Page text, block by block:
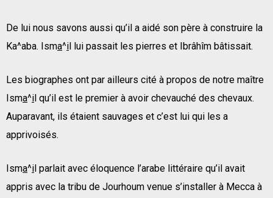
De lui nous savons aussi qu’il a aidé son père à construire la
Ka^aba. Isma^il lui passait les pierres et Ibrâhîm bâtissait.
Les biographes ont par ailleurs cité à propos de notre maître
Isma^il qu’il est le premier à avoir chevauché des chevaux.
Auparavant, ils étaient sauvages et c’est lui qui les a
apprivoisés.
Isma^il parlait avec éloquence l’arabe littéraire qu’il avait
appris avec la tribu de Jourhoum venue s’installer à Mecca à